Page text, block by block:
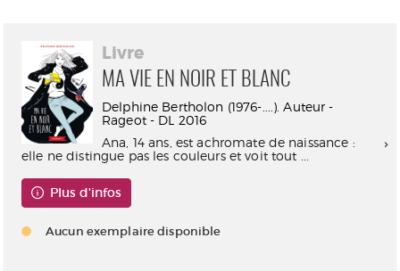
Livre
MA VIE EN NOIR ET BLANC
Delphine Bertholon (1976-....). Auteur -
Rageot - DL 2016
Ana, 14 ans, est achromate de naissance :
elle ne distingue pas les couleurs et voit tout ...
Plus d'infos
Aucun exemplaire disponible